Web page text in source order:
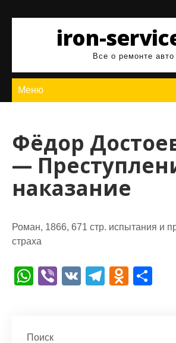
содержимомуiron-
Все о ремонте авто
Меню
Фёдор
—
наказание
Роман, 1866, 671 стр. испытания и
страха
W
s
Vi
V
T
O
Поиск